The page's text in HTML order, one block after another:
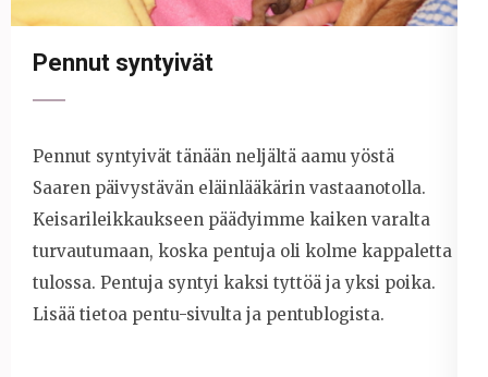
Pennut syntyivät
Pennut syntyivät tänään neljältä aamu yöstä
Saaren päivystävän eläinlääkärin vastaanotolla.
Keisarileikkaukseen päädyimme kaiken varalta
turvautumaan, koska pentuja oli kolme kappaletta
tulossa. Pentuja syntyi kaksi tyttöä ja yksi poika.
Lisää tietoa pentu-sivulta ja pentublogista.